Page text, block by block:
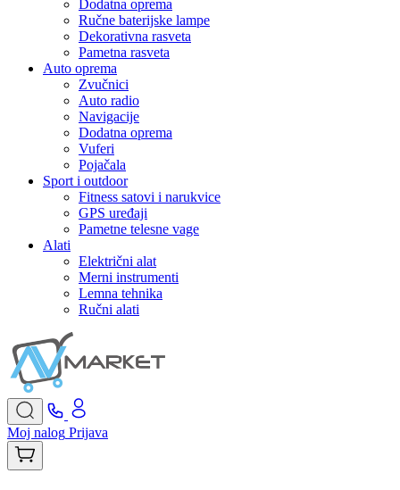
Dodatna oprema
Ručne baterijske lampe
Dekorativna rasveta
Pametna rasveta
Auto oprema
Zvučnici
Auto radio
Navigacije
Dodatna oprema
Vuferi
Pojačala
Sport i outdoor
Fitness satovi i narukvice
GPS uređaji
Pametne telesne vage
Alati
Električni alat
Merni instrumenti
Lemna tehnika
Ručni alati
Moj nalog Prijava